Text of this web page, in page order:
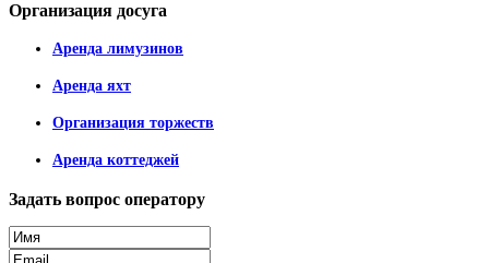
Организация досуга
Аренда лимузинов
Аренда яхт
Организация торжеств
Аренда коттеджей
Задать вопрос оператору